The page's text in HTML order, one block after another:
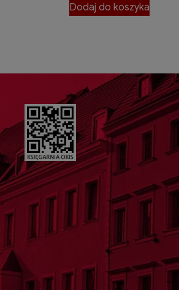
Dodaj do koszyka